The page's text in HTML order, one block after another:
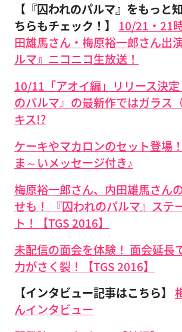
【『囚われのパルマ』をもっと
ちらもチェック！】 10/21・21
田雄馬さん・梅原裕一郎さん出
ルマ』ニコニコ生放送！
10/11「アオイ編」リリース決
のパルマ』の最新作ではガラス
キス!?
ケーキやマカロンのセット登場
ま～いメッセージ付き♪
梅原裕一郎さん、内田雄馬さん
せも！ 『囚われのパルマ』ステ
ト！【TGS 2016】
未配信の面会を体験！ 面会延長
力がさく裂！【TGS 2016】
【インタビュー記事はこちら】
んインタビュー